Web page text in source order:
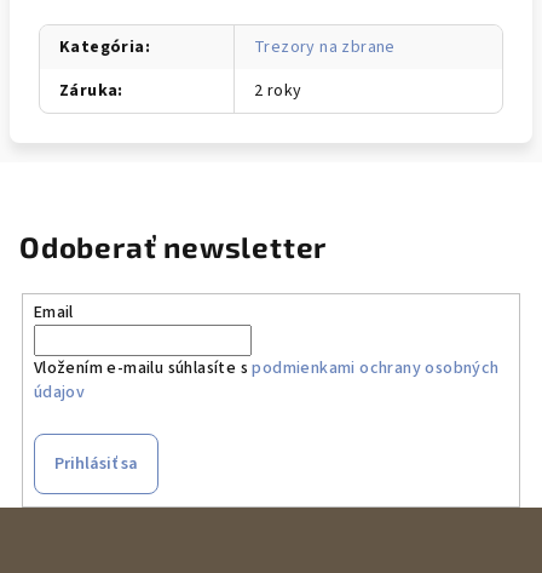
Kategória:
Trezory na zbrane
Záruka: 2 roky
Odoberať newsletter
Email
Vložením e-mailu súhlasíte spodmienkami ochrany osobných
údajov
Prihlásiť sa